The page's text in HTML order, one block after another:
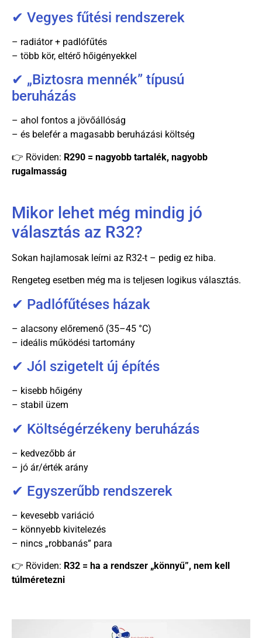
✔ Vegyes fűtési rendszerek
– radiátor + padlófűtés
– több kör, eltérő hőigényekkel
✔ „Biztosra mennék” típusú
beruházás
– ahol fontos a jövőállóság
– és belefér a magasabb beruházási költség
👉 Röviden: R290 = nagyobb tartalék, nagyobb
rugalmasság
Mikor lehet még mindig jó
választás az R32?
Sokan hajlamosak leírni az R32-t – pedig ez hiba.
Rengeteg esetben még ma is teljesen logikus választás.
✔ Padlófűtéses házak
– alacsony előremenő (35–45 °C)
– ideális működési tartomány
✔ Jól szigetelt új építés
– kisebb hőigény
– stabil üzem
✔ Költségérzékeny beruházás
– kedvezőbb ár
– jó ár/érték arány
✔ Egyszerűbb rendszerek
– kevesebb variáció
– könnyebb kivitelezés
– nincs „robbanás” para
👉 Röviden: R32 = ha a rendszer „könnyű”, nem kell
túlméretezni